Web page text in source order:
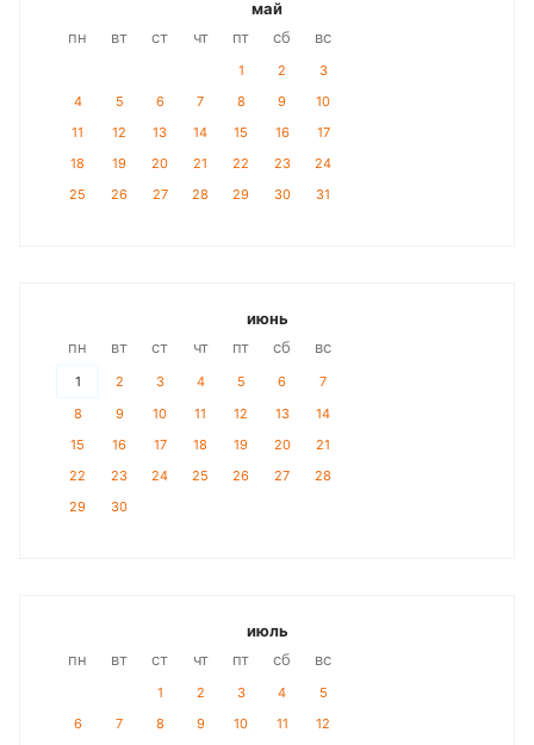
май
пн
вт ст чт пт сб вс
1 2
3
4
5 6 7 8 9
10
11
12 13 14 15 16
17
18
19 20 21 22 23
24
25
26 27 28 29 30 31
июнь
пн
вт ст чт пт сб вс
1 2 3 4 5 6
7
8
9 10 11 12 13
14
15
16 17 18 19 20
21
22
23 24 25 26 27
28
29
30
июль
пн
вт ст чт пт сб вс
1 2 3 4
5
6
7 8 9 10 11
12